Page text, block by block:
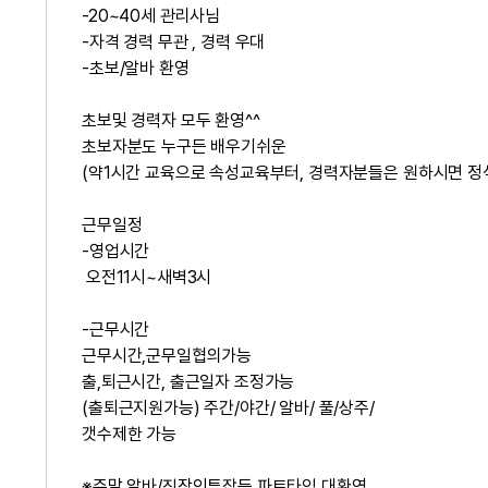
-20~40세 관리사님
-자격 경력 무관 , 경력 우대
-초보/알바 환영
초보및 경력자 모두 환영^^
초보자분도 누구든 배우기쉬운
(약1시간 교육으로 속성교육부터, 경력자분들은 원하시면
근무일정
-영업시간
오전11시~새벽3시
-근무시간
근무시간,군무일협의가능
출,퇴근시간, 출근일자 조정가능
(출퇴근지원가능) 주간/야간/ 알바/ 풀/상주/
갯수제한 가능